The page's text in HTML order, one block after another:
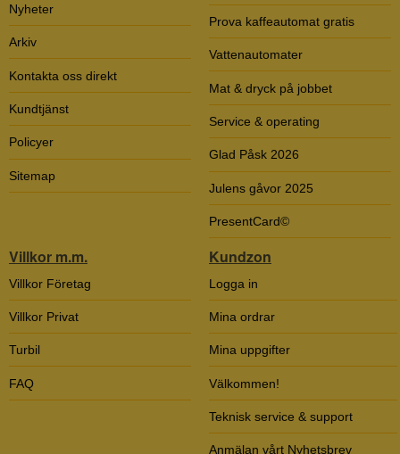
Nyheter
Arkiv
Kontakta oss direkt
Kundtjänst
Policyer
Sitemap
Prova kaffeautomat gratis
Vattenautomater
Mat & dryck på jobbet
Service & operating
Glad Påsk 2026
Julens gåvor 2025
PresentCard©
Villkor m.m.
Villkor Företag
Villkor Privat
Turbil
FAQ
Kundzon
Logga in
Mina ordrar
Mina uppgifter
Välkommen!
Teknisk service & support
Anmälan vårt Nyhetsbrev